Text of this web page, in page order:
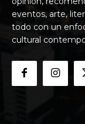
eventos, arte,
todo con un
cultural